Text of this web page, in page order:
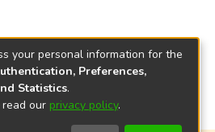
your personal information for the
Preferences,
Statistics.
our privacy policy.